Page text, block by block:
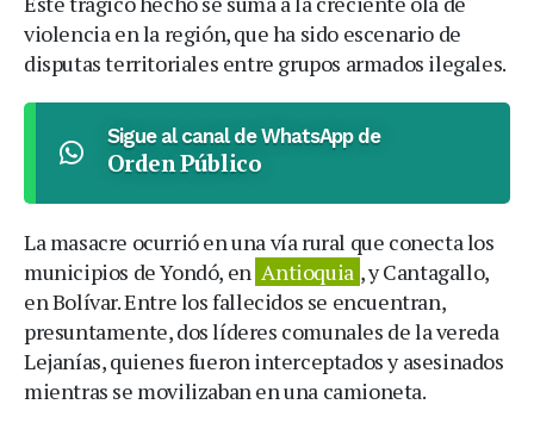
violencia en la región, que ha sido escenario de
disputas territoriales entre grupos armados ilegales.
Sigue al canal de WhatsApp de
Orden Público
La masacre ocurrió en una vía rural que conecta los
municipios de Yondó, en Antioquia , y Cantagallo,
en Bolívar. Entre los fallecidos se encuentran,
presuntamente, dos líderes comunales de la vereda
Lejanías, quienes fueron interceptados y asesinados
mientras se movilizaban en una camioneta.